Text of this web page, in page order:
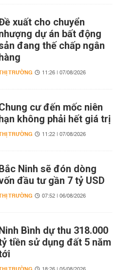
xuất cho chuyển
dự án bất động
đang thế chấp ngân
TRƯỜNG 11:26 | 07/08/2026
cư đến mốc niên
không phải hết giá trị
TRƯỜNG 11:22 | 07/08/2026
Ninh sẽ đón dòng
đầu tư gần 7 tỷ USD
TRƯỜNG 07:52 | 06/08/2026
Bình dự thu 318.000
tiền sử dụng đất 5 năm